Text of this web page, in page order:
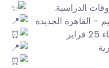
الدراسية.
القاهرة الجديدة